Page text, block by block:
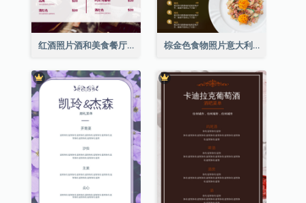
红酒照片酒和美食餐厅菜单 棕金色食物照片意大利食物菜单